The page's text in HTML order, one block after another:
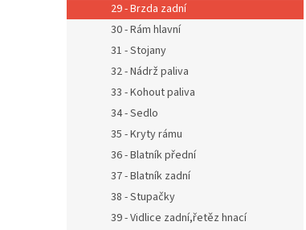
29 - Brzda zadní
30 - Rám hlavní
31 - Stojany
32 - Nádrž paliva
33 - Kohout paliva
34 - Sedlo
35 - Kryty rámu
36 - Blatník přední
37 - Blatník zadní
38 - Stupačky
39 - Vidlice zadní,řetěz hnací